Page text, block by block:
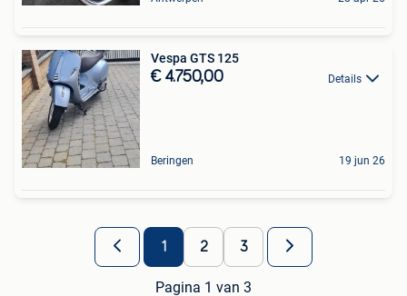
Vespa GTS 125
€ 4.750,00 Details
Beringen 19 jun 26
1 2 3
Pagina 1 van 3